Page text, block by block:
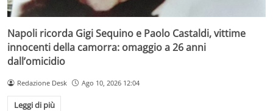
Napoli ricorda Gigi Sequino e Paolo Castaldi, vittime
innocenti della camorra: omaggio a 26 anni
dall’omicidio
Redazione Desk Ago 10, 2026 12:04
Leggi di più